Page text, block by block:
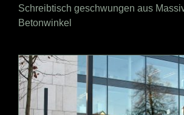
Schreibtisch geschwungen aus
Betonwinkel